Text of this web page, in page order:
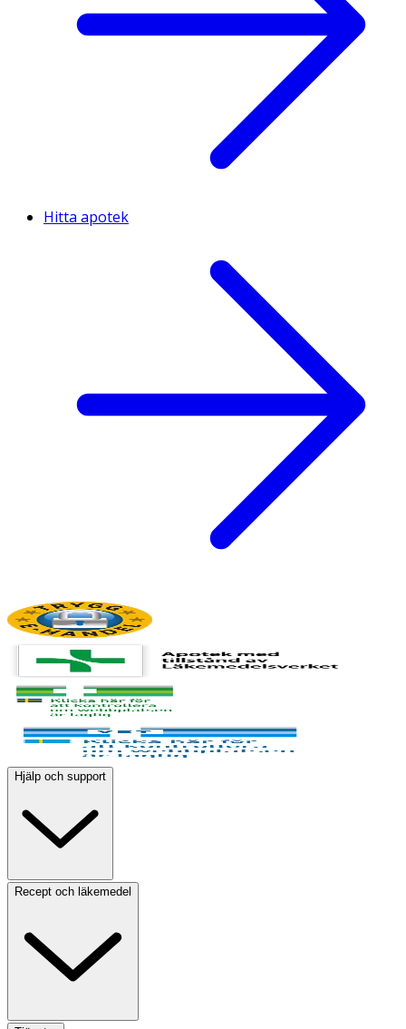
Hitta apotek
Hjälp och support
Recept och läkemedel